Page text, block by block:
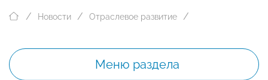
Новости Отраслевое развитие
Меню раздела